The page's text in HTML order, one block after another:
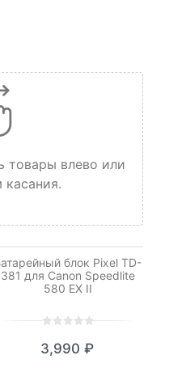
товары влево или
касания.
блок Pixel TD-
381 для Canon Speedlite
580 EX II
out
3,990 ₽